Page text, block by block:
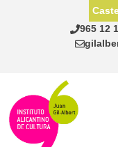
965 12